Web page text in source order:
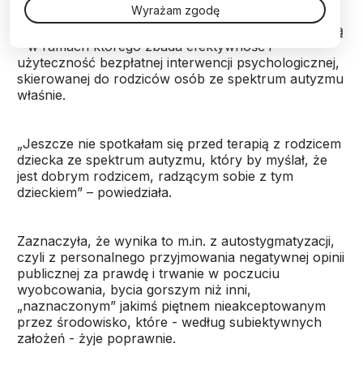
społecznym w radzeniu sobie z trudnościami.
Obecnie prowadzi badanie, łączące teorię z praktyką
– w ramach którego zbada efektywność i
użyteczność bezpłatnej interwencji psychologicznej,
skierowanej do rodziców osób ze spektrum autyzmu
właśnie.
„Jeszcze nie spotkałam się przed terapią z rodzicem
dziecka ze spektrum autyzmu, który by myślał, że
jest dobrym rodzicem, radzącym sobie z tym
dzieckiem” – powiedziała.
Zaznaczyła, że wynika to m.in. z autostygmatyzacji,
czyli z personalnego przyjmowania negatywnej opinii
publicznej za prawdę i trwanie w poczuciu
wyobcowania, bycia gorszym niż inni,
„naznaczonym” jakimś piętnem nieakceptowanym
przez środowisko, które - według subiektywnych
założeń - żyje poprawnie.
Wyrażam zgodę